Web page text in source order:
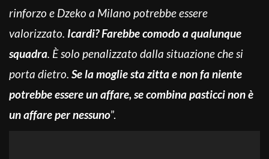
rinforzo e Dzeko a Milano potrebbe essere
valorizzato. Icardi? Farebbe comodo a qualunque
squadra. È solo penalizzato dalla situazione che si
porta dietro. Se la moglie sta zitta e non fa niente
potrebbe essere un affare, se combina pasticci non è
un affare per nessuno”.